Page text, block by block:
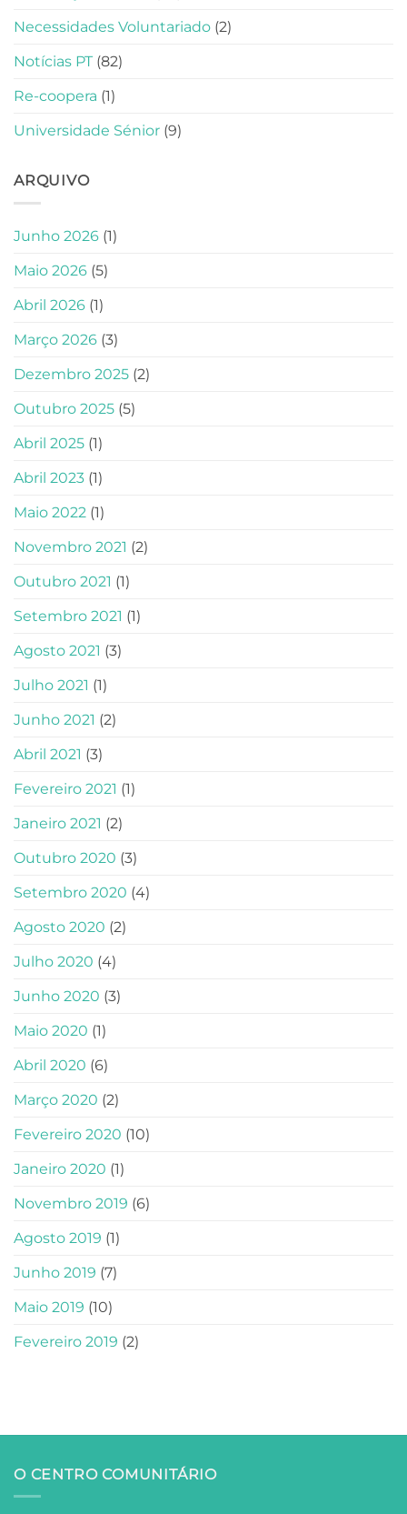
Necessidades Voluntariado (2)
Notícias PT (82)
Re-coopera (1)
Universidade Sénior (9)
ARQUIVO
Junho 2026 (1)
Maio 2026 (5)
Abril 2026 (1)
Março 2026 (3)
Dezembro 2025 (2)
Outubro 2025 (5)
Abril 2025 (1)
Abril 2023 (1)
Maio 2022 (1)
Novembro 2021 (2)
Outubro 2021 (1)
Setembro 2021 (1)
Agosto 2021 (3)
Julho 2021 (1)
Junho 2021 (2)
Abril 2021 (3)
Fevereiro 2021 (1)
Janeiro 2021 (2)
Outubro 2020 (3)
Setembro 2020 (4)
Agosto 2020 (2)
Julho 2020 (4)
Junho 2020 (3)
Maio 2020 (1)
Abril 2020 (6)
Março 2020 (2)
Fevereiro 2020 (10)
Janeiro 2020 (1)
Novembro 2019 (6)
Agosto 2019 (1)
Junho 2019 (7)
Maio 2019 (10)
Fevereiro 2019 (2)
O CENTRO COMUNITÁRIO